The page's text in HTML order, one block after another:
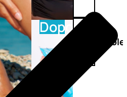
Doposole
doposole